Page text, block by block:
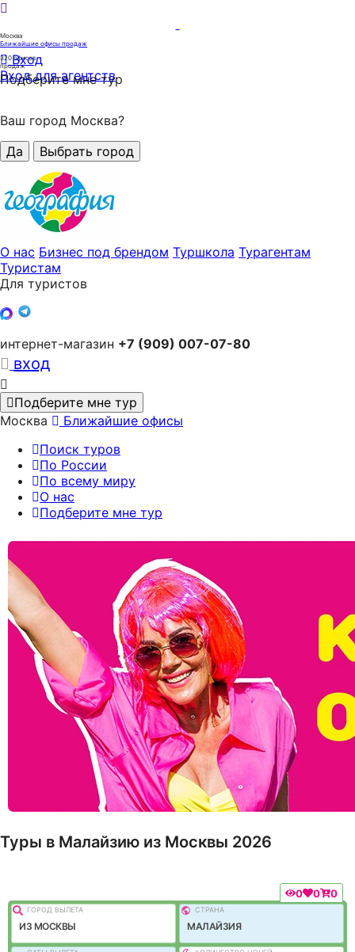
Москва
Ближайшие офисы продаж
320офисов
продаж
Вход
Вход для агентств
Подберите мне тур
Ваш город Москва?
Да
Выбрать город
О нас Бизнес под брендом Туршкола Турагентам
Туристам
Для туристов
интернет-магазин +7 (909) 007-07-80
вход
Подберите мне тур
Москва
Ближайшие офисы
Поиск туров
По России
По всему миру
О нас
Подберите мне тур
Туры в Малайзию из Москвы 2026
0 0 0
ГОРОД ВЫЛEТА
ИЗ МОСКВЫ
СТРАНА
МАЛАЙЗИЯ